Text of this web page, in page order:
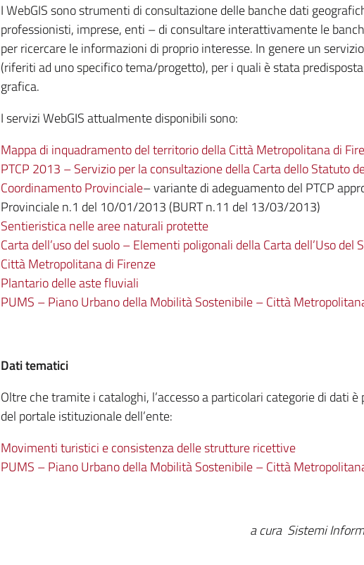
I WebGIS sono strumenti di consultazione delle banche dati
professionisti, imprese, enti – di consultare interattivamente le
per ricercare le informazioni di proprio interesse. In genere un
(riferiti ad uno specifico tema/progetto), per i quali è stata
grafica.
I servizi WebGIS attualmente disponibili sono:
Mappa di inquadramento del territorio della Città Metropolitana di
PTCP 2013 – Servizio per la consultazione della Carta dello Statuto
Coordinamento Provinciale– variante di adeguamento del PTCP
Provinciale n.1 del 10/01/2013 (BURT n.11 del 13/03/2013)
Sentieristica nelle aree naturali protette
Carta dell’uso del suolo – Elementi poligonali della Carta dell’Uso
Città Metropolitana di Firenze
Plantario delle aste fluviali
PUMS – Piano Urbano della Mobilità Sostenibile – Città
Dati tematici
Oltre che tramite i cataloghi, l’accesso a particolari categorie di dati
del portale istituzionale dell’ente:
Movimenti turistici e consistenza delle strutture ricettive
PUMS – Piano Urbano della Mobilità Sostenibile – Città
a cura Sistemi